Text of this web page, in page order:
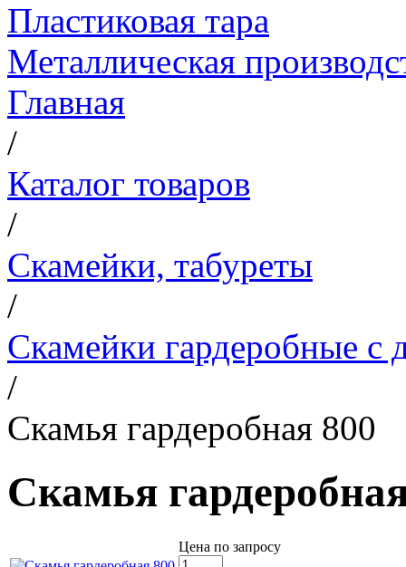
Пластиковая тара
Металлическая
Главная
/
Каталог товаров
/
Скамейки, табуреты
/
Скамейки гардеробные с
/
Скамья гардеробная 800
Скамья
Цена по запросу